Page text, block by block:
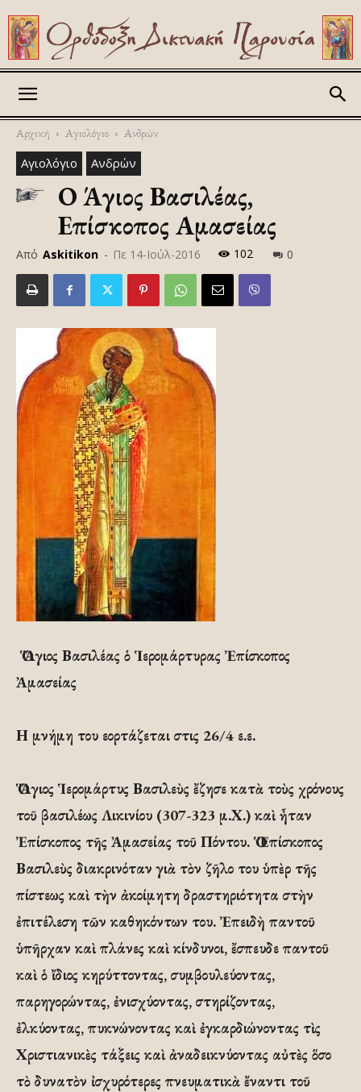
Αρχική Αγιολόγιο Ανδρών
Αγιολόγιο Ανδρών
Ο Άγιος Βασιλέας,
Επίσκοπος Αμασείας
Από Askitikon - Πε 14-Ιούλ-2016 102 0
Ὁ Ἅγιος Βασιλέας ὁ Ἱερομάρτυρας Ἐπίσκοπος
Ἀμασείας
Η μνήμη του εορτάζεται στις 26/4 ε.ε.
Ὁ Ἅγιος Ἱερομάρτυς Βασιλεὺς ἔζησε κατὰ τοὺς χρόνους
τοῦ βασιλέως Λικινίου (307-323 μ.Χ.) καὶ ἦταν
Ἐπίσκοπος τῆς Ἀμασείας τοῦ Πόντου. Ὁ Ἐπίσκοπος
Βασιλεὺς διακρινόταν γιὰ τὸν ζῆλο του ὑπὲρ τῆς
πίστεως καὶ τὴν ἀκοίμητη δραστηριότητα στὴν
ἐπιτέλεση τῶν καθηκόντων του. Ἐπειδὴ παντοῦ
ὑπῆρχαν καὶ πλάνες καὶ κίνδυνοι, ἔσπευδε παντοῦ
καὶ ὁ ἴδιος κηρύττοντας, συμβουλεύοντας,
παρηγορώντας, ἐνισχύοντας, στηρίζοντας,
ἐλκύοντας, πυκνώνοντας καὶ ἐγκαρδιώνοντας τὶς
Χριστιανικὲς τάξεις καὶ ἀναδεικνύοντας αὐτὲς ὅσο
τὸ δυνατὸν ἰσχυρότερες πνευματικὰ ἔναντι τοῦ